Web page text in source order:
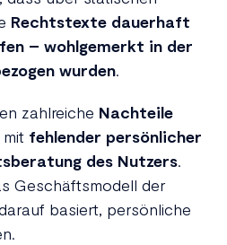
Rechtstexte dauerhaft
– wohlgemerkt in der
wurden.
zahlreiche Nachteile
fehlender persönlicher
des Nutzers.
Geschäftsmodell der
basiert, persönliche